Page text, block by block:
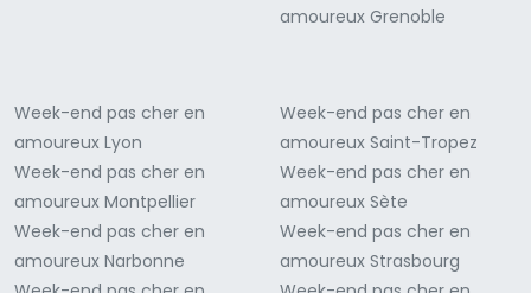
amoureux Grenoble
Week-end pas cher en
amoureux Lyon
Week-end pas cher en
amoureux Montpellier
Week-end pas cher en
amoureux Narbonne
Week-end pas cher en
amoureux Saint-Tropez
Week-end pas cher en
amoureux Sète
Week-end pas cher en
amoureux Strasbourg